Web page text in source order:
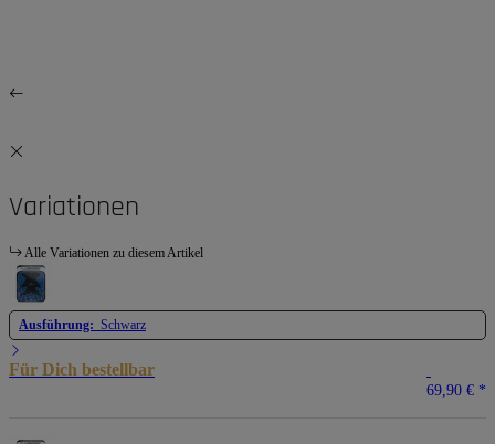
Variationen
Alle Variationen zu diesem Artikel
Ausführung: Schwarz
Für Dich bestellbar
69,90 € *